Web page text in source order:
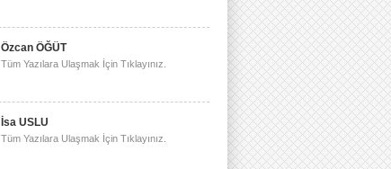
Özcan ÖĞÜT
Tüm Yazılara Ulaşmak İçin Tıklayınız.
İsa USLU
Tüm Yazılara Ulaşmak İçin Tıklayınız.